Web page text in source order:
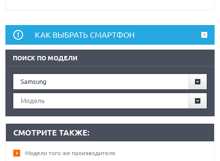
КАК ВЫБРАТЬ СМАРТФОН
ПОИСК ПО МОДЕЛИ
Samsung
Модель
СМОТРИТЕ ТАКЖЕ:
Модели того же производителя